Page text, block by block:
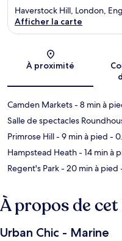
Haverstock Hill, London,
Afficher la carte
À proximité
Camden Markets- 8 min à
Salle de spectacles
Primrose Hill- 9 min à pied -
Hampstead Heath- 14 min à
Regent's Park- 20 min à pied
À propos de
Urban Chic - Marine